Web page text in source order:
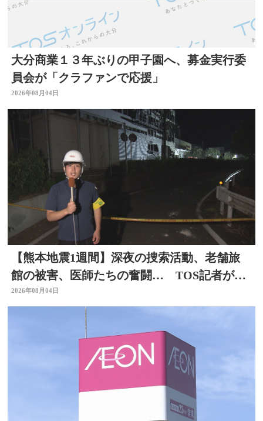
大分商業１３年ぶりの甲子園へ、募金実行委
員会が「クラファンで応援」
2026年08月04日
【熊本地震1週間】深夜の捜索活動、老舗旅
館の被害、医師たちの奮闘… TOS記者が取
材した被災地 大分
2026年08月04日